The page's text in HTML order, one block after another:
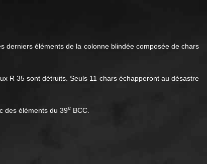
derniers éléments de la colonne blindée composée de chars
R 35 sont détruits. Seuls 11 chars échapperont au désastre
des éléments du 39e BCC.